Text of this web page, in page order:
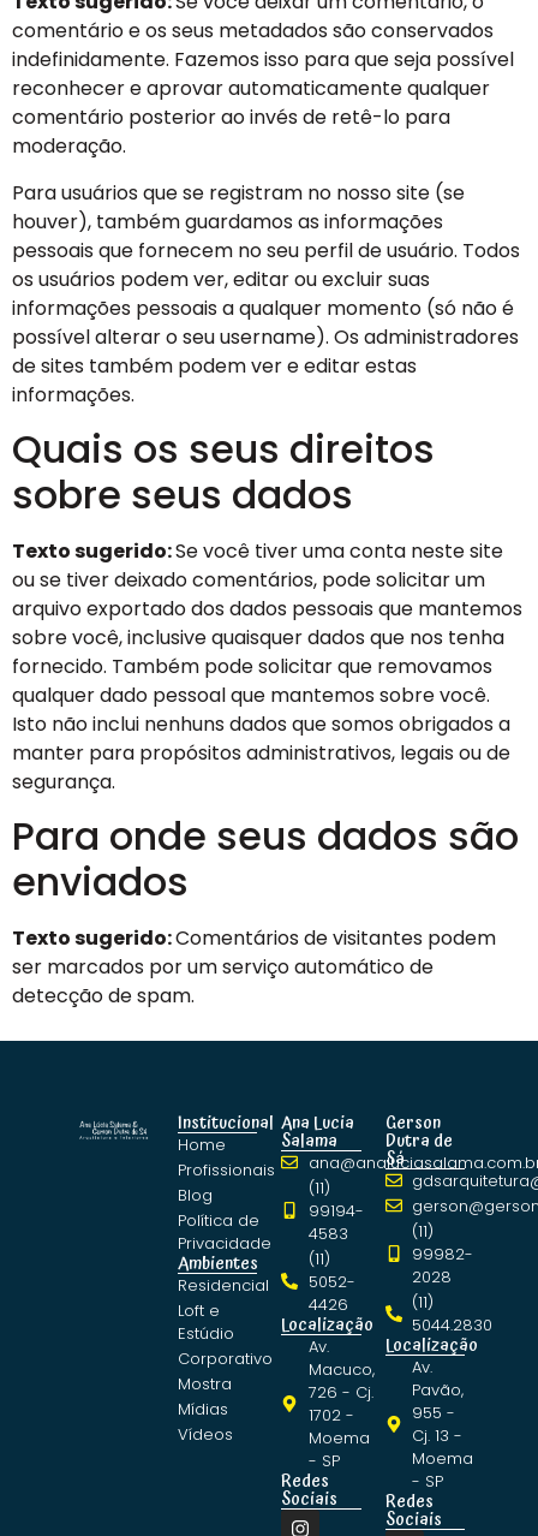
comentário e os seus metadados são conservados
indefinidamente. Fazemos isso para que seja possível
reconhecer e aprovar automaticamente qualquer
comentário posterior ao invés de retê-lo para
moderação.
Para usuários que se registram no nosso site (se
houver), também guardamos as informações
pessoais que fornecem no seu perfil de usuário. Todos
os usuários podem ver, editar ou excluir suas
informações pessoais a qualquer momento (só não é
possível alterar o seu username). Os administradores
de sites também podem ver e editar estas
informações.
Quais os seus direitos
sobre seus dados
Texto sugerido:Se você tiver uma conta neste site
ou se tiver deixado comentários, pode solicitar um
arquivo exportado dos dados pessoais que mantemos
sobre você, inclusive quaisquer dados que nos tenha
fornecido. Também pode solicitar que removamos
qualquer dado pessoal que mantemos sobre você.
Isto não inclui nenhuns dados que somos obrigados a
manter para propósitos administrativos, legais ou de
segurança.
Para onde seus dados são
enviados
Texto sugerido:Comentários de visitantes podem
ser marcados por um serviço automático de
detecção de spam.
Institucional
Home
Profissionais
Blog
Política de
Privacidade
Ambientes
Residencial
Loft e
Estúdio
Corporativo
Mostra
Mídias
Vídeos
Ana Lucia
Salama
(11)
99194-
4583
(11)
5052-
4426
Localização
Av.
Macuco,
726 - Cj.
1702 -
Moema
- SP
Redes
Sociais
Gerson
Dutra de
Sá
(11)
99982-
2028
(11)
5044.2830
Localização
Av.
Pavão,
955 -
Cj. 13 -
Moema
- SP
Redes
Sociais